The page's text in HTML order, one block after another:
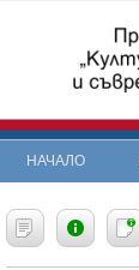
НАЧАЛО